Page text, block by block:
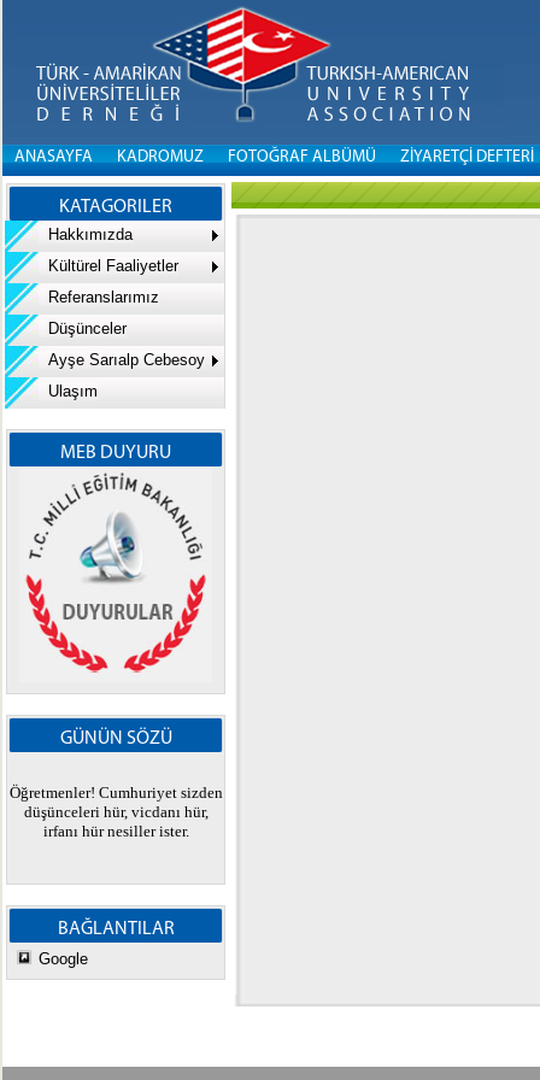
ANASAYFA KADROMUZ FOTOĞRAF ALBÜMÜ ZİYARETÇİ DEFTERİ
KATAGORILER
Hakkımızda
Kültürel Faaliyetler
Referanslarımız
Düşünceler
Ayşe Sarıalp Cebesoy
Ulaşım
MEB DUYURU
GÜNÜN SÖZÜ
Öğretmenler! Cumhuriyet sizden
düşünceleri hür, vicdanı hür,
irfanı hür nesiller ister.
BAĞLANTILAR
Google